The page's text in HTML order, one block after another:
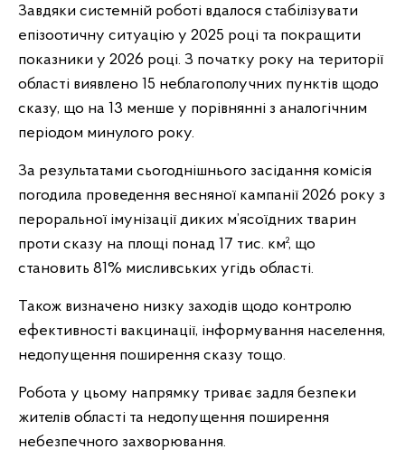
Завдяки системній роботі вдалося стабілізувати
епізоотичну ситуацію у 2025 році та покращити
показники у 2026 році. З початку року на території
області виявлено 15 неблагополучних пунктів щодо
сказу, що на 13 менше у порівнянні з аналогічним
періодом минулого року.
За результатами сьогоднішнього засідання комісія
погодила проведення весняної кампанії 2026 року з
пероральної імунізації диких м’ясоїдних тварин
проти сказу на площі понад 17 тис. км², що
становить 81% мисливських угідь області.
Також визначено низку заходів щодо контролю
ефективності вакцинації, інформування населення,
недопущення поширення сказу тощо.
Робота у цьому напрямку триває задля безпеки
жителів області та недопущення поширення
небезпечного захворювання.